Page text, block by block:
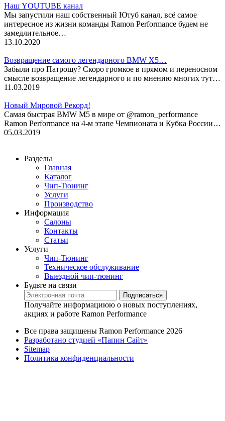
Наш YOUTUBE канал
Мы запустили наш собственный Ютуб канал, всё самое
интересное из жизни команды Ramon Performance будем не
замедлительное…
13.10.2020
Возвращение самого легендарного BMW X5…
Забыли про Патрошу? Скоро громкое в прямом и переносном
смысле возвращение легендарного и по мнению многих тут…
11.03.2019
Новый Мировой Рекорд!
Cамая быстрая BMW M5 в мире от @ramon_performance
Ramon Performance на 4-м этапе Чемпионата и Кубка России…
05.03.2019
Разделы
Главная
Каталог
Чип-Тюнинг
Услуги
Производство
Информация
Салоны
Контакты
Статьи
Услуги
Чип-Тюнинг
Техническое обслуживание
Выездной чип-тюнинг
Будьте на связи
Подписаться
Получайте информациюю о новых поступлениях,
акциях и работе Ramon Performance
Все права защищены Ramon Performance 2026
Разработано студией «Папин Сайт»
Sitemap
Политика конфиденциальности